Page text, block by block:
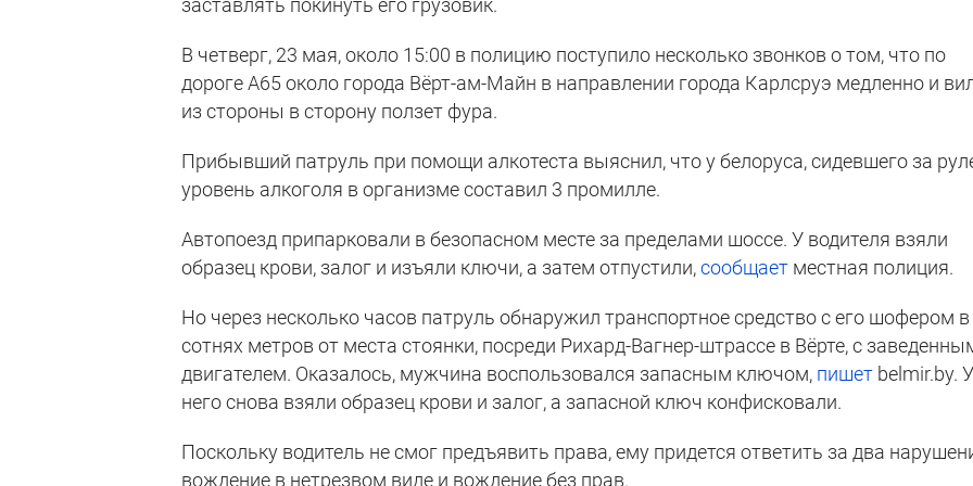
заставлять покинуть его грузовик.
В четверг, 23 мая, около 15:00 в полицию поступило несколько звонков о том, что по
дороге A65 около города Вёрт-ам-Майн в направлении города Карлсруэ медленно и
из стороны в сторону ползет фура.
Прибывший патруль при помощи алкотеста выяснил, что у белоруса, сидевшего за
уровень алкоголя в организме составил 3 промилле.
Автопоезд припарковали в безопасном месте за пределами шоссе. У водителя взяли
образец крови, залог и изъяли ключи, а затем отпустили,сообщает местная полиция.
Но через несколько часов патруль обнаружил транспортное средство с его шофером в
сотнях метров от места стоянки, посреди Рихард-Вагнер-штрассе в Вёрте, с
двигателем. Оказалось, мужчина воспользовался запасным ключом, пишет belmir.by. У
него снова взяли образец крови и залог, а запасной ключ конфисковали.
Поскольку водитель не смог предъявить права, ему придется ответить за два
вождение в нетрезвом виде и вождение без прав.